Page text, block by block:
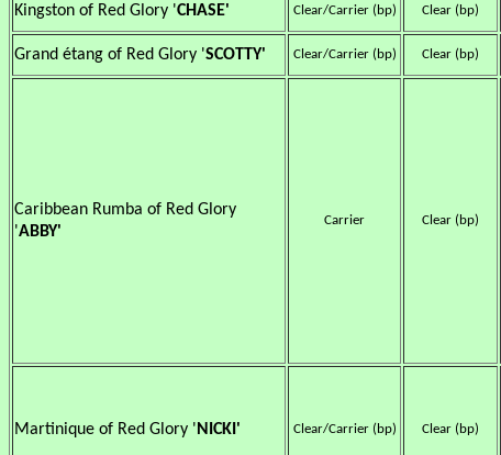
Kingston of Red Glory 'CHASE' Clear/Carrier (bp) Clear (bp)
Grand étang of Red Glory 'SCOTTY' Clear/Carrier (bp) Clear (bp)
Caribbean Rumba of Red Glory
'ABBY'
Carrier Clear (bp)
Martinique of Red Glory 'NICKI' Clear/Carrier (bp) Clear (bp)